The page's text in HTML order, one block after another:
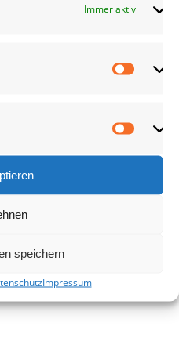
Immer aktiv
speichern
Impressum
speichern.
Sportverein SSV53